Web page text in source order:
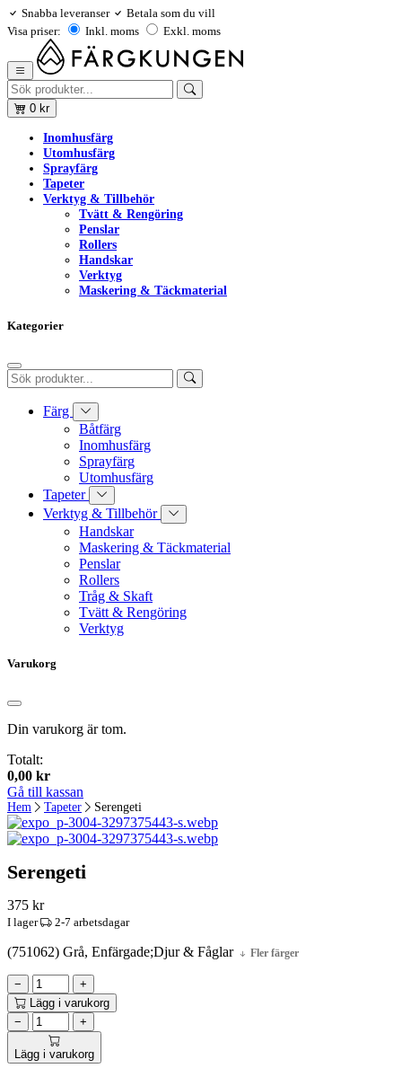
Snabba leveranser
Betala som du vill
Visa priser:
Inkl. moms Exkl. moms
0 kr
Inomhusfärg
Utomhusfärg
Sprayfärg
Tapeter
Verktyg & Tillbehör
Tvätt & Rengöring
Penslar
Rollers
Handskar
Verktyg
Maskering & Täckmaterial
Kategorier
Färg
Båtfärg
Inomhusfärg
Sprayfärg
Utomhusfärg
Tapeter
Verktyg & Tillbehör
Handskar
Maskering & Täckmaterial
Penslar
Rollers
Tråg & Skaft
Tvätt & Rengöring
Verktyg
Varukorg
Din varukorg är tom.
Totalt:
0,00 kr
Gå till kassan
Hem Tapeter Serengeti
Serengeti
375 kr
I lager 2-7 arbetsdagar
(751062) Grå, Enfärgade;Djur & Fåglar Fler färger
−
+
Lägg i varukorg
−
+
Lägg i varukorg